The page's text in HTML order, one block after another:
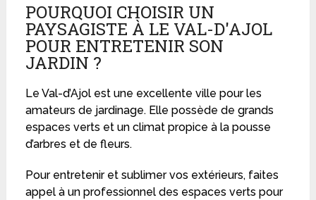
POURQUOI CHOISIR UN
PAYSAGISTE À LE VAL-D'AJOL
POUR ENTRETENIR SON
JARDIN ?
Le Val-d’Ajol est une excellente ville pour les
amateurs de jardinage. Elle possède de grands
espaces verts et un climat propice à la pousse
d’arbres et de fleurs.
Pour entretenir et sublimer vos extérieurs, faites
appel à un professionnel des espaces verts pour